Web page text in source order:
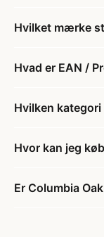
Hvilket mærke
Hvad er EAN /
Hvilken kategori
Hvor kan jeg
Er Columbia